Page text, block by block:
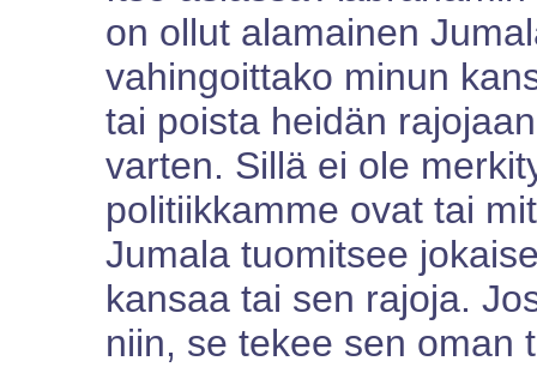
on ollut alamainen
vahingoittako minun
tai poista heidän
varten. Sillä ei ole
politiikkamme ovat tai
Jumala tuomitsee
kansaa tai sen rajoja.
niin, se tekee sen oman